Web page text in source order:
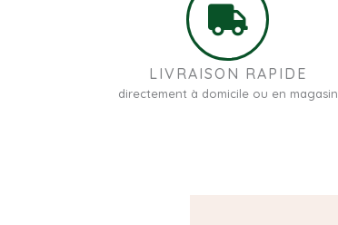
LIVRAISON RAPIDE
directement à domicile ou en magasin